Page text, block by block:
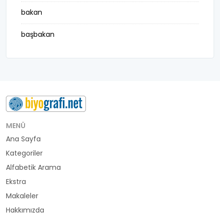
bakan
başbakan
belediye başkanı
buluş
bürokrat
büyükelçi
cumhurbaşkanı
din adamı
MENÜ
Ana Sayfa
Kategoriler
Alfabetik Arama
Ekstra
Makaleler
Hakkımızda